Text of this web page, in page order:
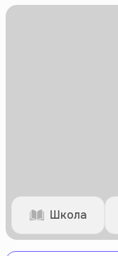
Школа